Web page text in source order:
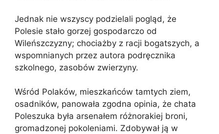
Jednak nie wszyscy podzielali pogląd, że
Polesie stało gorzej gospodarczo od
Wileńszczyzny; chociażby z racji bogatszych, a
wspomnianych przez autora podręcznika
szkolnego, zasobów zwierzyny.
Wśród Polaków, mieszkańców tamtych ziem,
osadników, panowała zgodna opinia, że chata
Poleszuka była arsenałem różnorakiej broni,
gromadzonej pokoleniami. Zdobywał ją w